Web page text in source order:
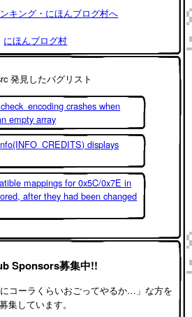
にほんブログ村
発見したバグリスト
crashes when
empty array
displays
mappings for 0x5C/0x7E in
after they had been changed
Sponsors募集中!!
コーラくらいおごってやるか…」な方を
募集しています。